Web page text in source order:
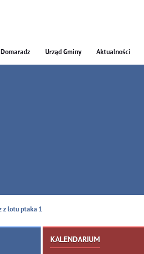
Urząd Gminy Aktualności
z lotu ptaka 1
KALENDARIUM